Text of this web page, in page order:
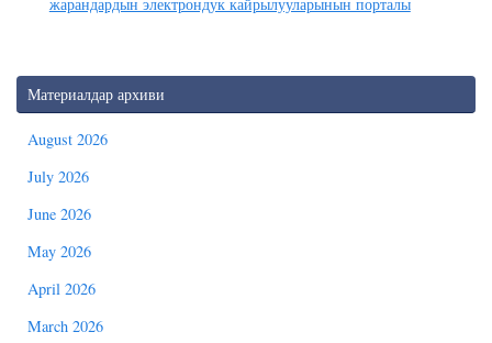
жарандардын электрондук кайрылууларынын порталы
Материалдар архиви
August 2026
July 2026
June 2026
May 2026
April 2026
March 2026